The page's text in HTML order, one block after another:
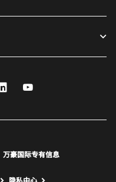
LinkedIn
豪国际专有信息
隐私中心